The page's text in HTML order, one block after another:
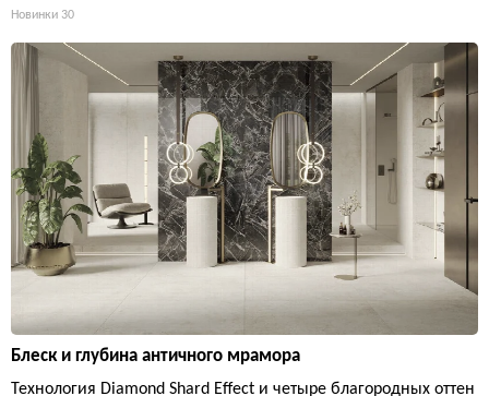
Новинки 30
Блеск и глубина античного мрамора
Технология Diamond Shard Effect и четыре благородных оттен